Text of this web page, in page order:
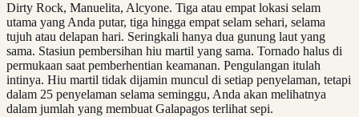
Dirty Rock, Manuelita, Alcyone. Tiga atau empat lokasi selam
utama yang Anda putar, tiga hingga empat selam sehari, selama
tujuh atau delapan hari. Seringkali hanya dua gunung laut yang
sama. Stasiun pembersihan hiu martil yang sama. Tornado halus di
permukaan saat pemberhentian keamanan. Pengulangan itulah
intinya. Hiu martil tidak dijamin muncul di setiap penyelaman, tetapi
dalam 25 penyelaman selama seminggu, Anda akan melihatnya
dalam jumlah yang membuat Galapagos terlihat sepi.